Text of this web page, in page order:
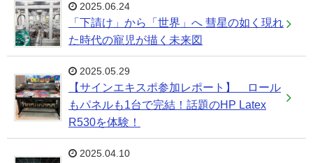
2025.06.24
「下請け」から「世界」へ 彗星の如く現れ
た時代の寵児が描く未来図
2025.05.29
【サインエキスポ参加レポート】 ロール
もパネルも1台で完結！話題のHP Latex
R530を体験！
2025.04.10